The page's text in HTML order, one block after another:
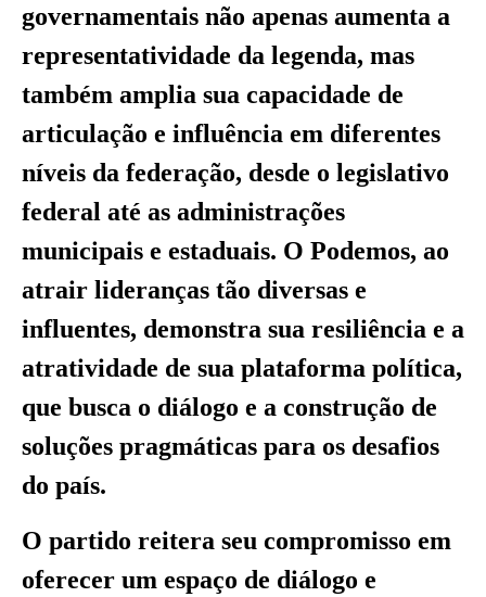
governamentais não apenas aumenta a
representatividade da legenda, mas
também amplia sua capacidade de
articulação e influência em diferentes
níveis da federação, desde o legislativo
federal até as administrações
municipais e estaduais. O Podemos, ao
atrair lideranças tão diversas e
influentes, demonstra sua resiliência e a
atratividade de sua plataforma política,
que busca o diálogo e a construção de
soluções pragmáticas para os desafios
do país.
O partido reitera seu compromisso em
oferecer um espaço de diálogo e